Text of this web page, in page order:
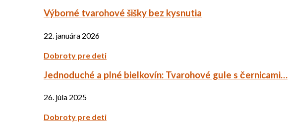
Výborné tvarohové šišky bez kysnutia
22. januára 2026
Dobroty pre deti
Jednoduché a plné bielkovín: Tvarohové gule s černicami…
26. júla 2025
Dobroty pre deti